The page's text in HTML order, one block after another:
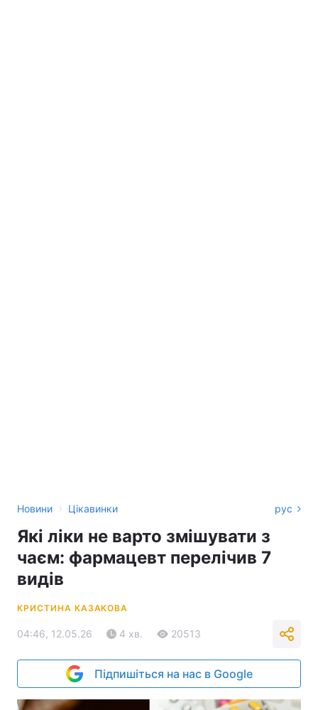
Новини › Цікавинки рус
Які ліки не варто змішувати з
чаєм: фармацевт перелічив 7
видів
КРИСТИНА КАЗАКОВА
04:46, 12.05.26 4 хв. 20513
Підпишіться на нас в Google